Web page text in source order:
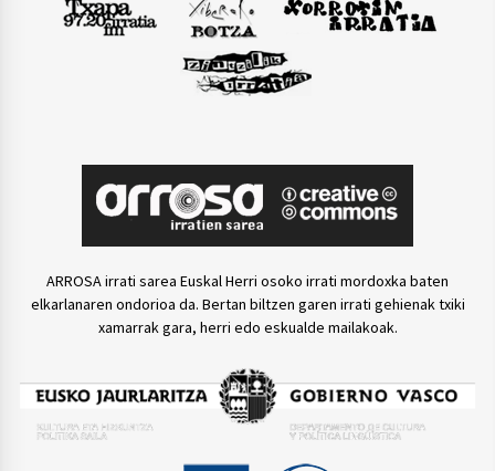
ARROSA irrati sarea Euskal Herri osoko irrati mordoxka baten
elkarlanaren ondorioa da. Bertan biltzen garen irrati gehienak txiki
xamarrak gara, herri edo eskualde mailakoak.